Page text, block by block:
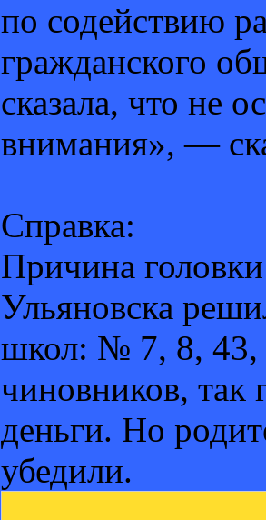
по содействию
гражданского
сказала, что не
внимания», —
Справка:
Причина
Ульяновска
школ: № 7, 8, 43,
чиновников, так
деньги. Но
убедили.